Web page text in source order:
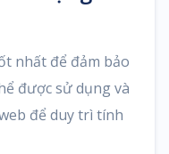
nhất để đảm bảo
được sử dụng và
để duy trì tính